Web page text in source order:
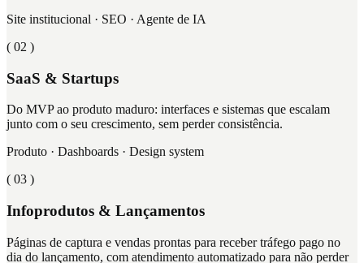
Site institucional · SEO · Agente de IA
( 02 )
SaaS & Startups
Do MVP ao produto maduro: interfaces e sistemas que escalam
junto com o seu crescimento, sem perder consistência.
Produto · Dashboards · Design system
( 03 )
Infoprodutos & Lançamentos
Páginas de captura e vendas prontas para receber tráfego pago no
dia do lançamento, com atendimento automatizado para não perder